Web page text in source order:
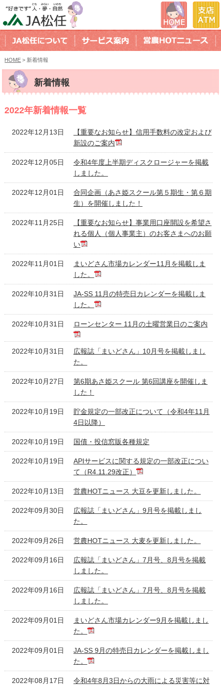
HOME > 新着情報
新着情報
2022年新着情報一覧
2022年12月13日
【重要なお知らせ】信用手数料の改定および
新設のご案内
2022年12月05日
令和4年度上半期ディスクロージャーを掲載
しました。
2022年12月01日
合同企画（あさ姫スクール第５期生・第６期
生）を開催しました！
2022年11月25日
【重要なお知らせ】事業用口座開設を希望さ
れる個人（個人事業主）のお客さまへのお願
い
2022年11月01日
まいどさん市場カレンダー11月を掲載しま
した。
2022年10月31日
JA-SS 11月の特売日カレンダーを掲載しま
した。
2022年10月31日 ローンセンター 11月の土曜営業日のご案内
2022年10月31日
広報誌「まいどさん」10月号を掲載しまし
た。
2022年10月27日
第6期あさ姫スクール 第6回講座を開催しま
した！
2022年10月19日
貯金規定の一部改正について（令和4年11月
4日以降）
2022年10月19日 国債・投信窓販各種規定
2022年10月19日
APIサービスに関する規定の一部改正につい
て（R4.11.29改正）
2022年10月13日 営農HOTニュース 大豆を更新しました。
2022年09月30日
広報誌「まいどさん」9月号を掲載しまし
た。
2022年09月26日 営農HOTニュース 大麦を更新しました。
2022年09月16日
広報誌「まいどさん」7月号、8月号を掲載
しました。
2022年09月16日
広報誌「まいどさん」7月号、8月号を掲載
しました。
2022年09月01日
まいどさん市場カレンダー9月を掲載しまし
た。
2022年09月01日
JA-SS 9月の特売日カレンダーを掲載しまし
た。
2022年08月17日
令和4年8月3日からの大雨による災害等に対